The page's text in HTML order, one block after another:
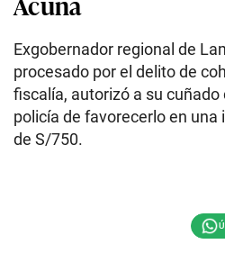
Exgobernador regional de
procesado por el delito de
fiscalía, autorizó a su cuñado
policía de favorecerlo en
de S/750.